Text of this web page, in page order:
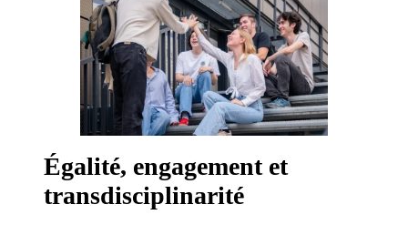
Égalité, engagement et
transdisciplinarité